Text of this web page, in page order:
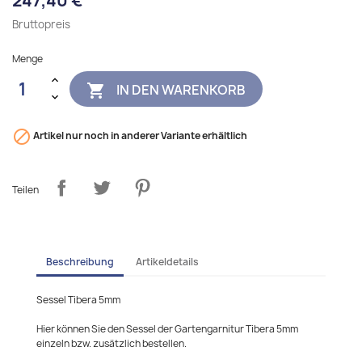
Bruttopreis
Menge
 IN DEN WARENKORB
 Artikel nur noch in anderer Variante erhältlich
Teilen
Beschreibung Artikeldetails
Sessel Tibera 5mm
Hier können Sie den Sessel der Gartengarnitur Tibera 5mm
einzeln bzw. zusätzlich bestellen.